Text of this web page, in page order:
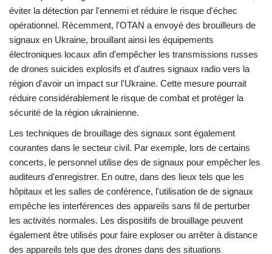
éviter la détection par l'ennemi et réduire le risque d'échec
opérationnel. Récemment, l'OTAN a envoyé des brouilleurs de
signaux en Ukraine, brouillant ainsi les équipements
électroniques locaux afin d'empêcher les transmissions russes
de drones suicides explosifs et d'autres signaux radio vers la
région d'avoir un impact sur l'Ukraine. Cette mesure pourrait
réduire considérablement le risque de combat et protéger la
sécurité de la région ukrainienne.
Les techniques de brouillage des signaux sont également
courantes dans le secteur civil. Par exemple, lors de certains
concerts, le personnel utilise des de signaux pour empêcher les
auditeurs d'enregistrer. En outre, dans des lieux tels que les
hôpitaux et les salles de conférence, l'utilisation de de signaux
empêche les interférences des appareils sans fil de perturber
les activités normales. Les dispositifs de brouillage peuvent
également être utilisés pour faire exploser ou arrêter à distance
des appareils tels que des drones dans des situations